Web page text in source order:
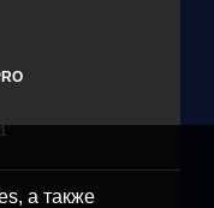
а также